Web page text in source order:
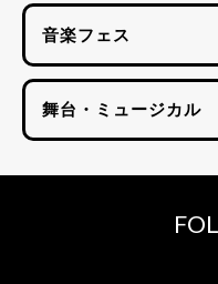
音楽フェス
舞台・ミュージカル